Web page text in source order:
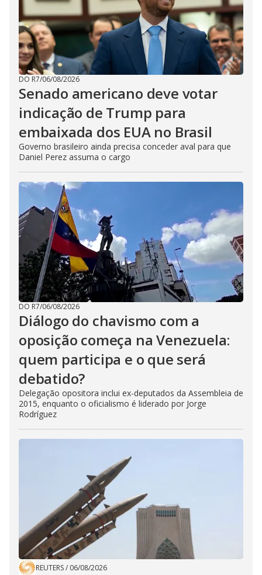
DO R7/06/08/2026
Senado americano deve votar
indicação de Trump para
embaixada dos EUA no Brasil
Governo brasileiro ainda precisa conceder aval para que
Daniel Perez assuma o cargo
DO R7/06/08/2026
Diálogo do chavismo com a
oposição começa na Venezuela:
quem participa e o que será
debatido?
Delegação opositora inclui ex-deputados da Assembleia de
2015, enquanto o oficialismo é liderado por Jorge
Rodríguez
REUTERS/ 06/08/2026